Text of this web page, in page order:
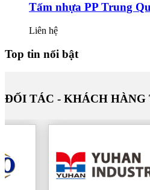
Tấm nhựa PP Trung
Liên hệ
Top tin nổi bật
ĐỐI TÁC - KHÁCH HÀNG